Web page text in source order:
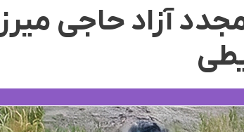
آزاد حاجی